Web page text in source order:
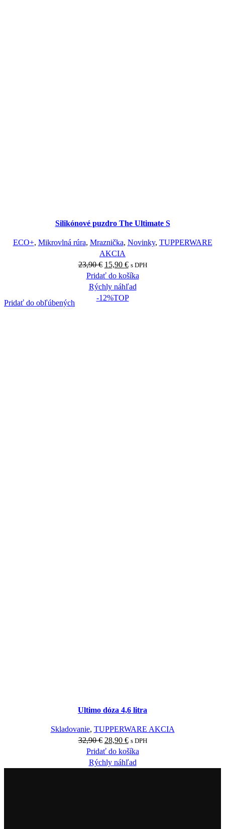
Silikónové puzdro The Ultimate S
ECO+, Mikrovlná rúra, Mraznička, Novinky, TUPPERWARE
AKCIA
23,90€ 15,90 € s DPH
Pridať do košíka
Rýchly náhľad
-12%TOP
Pridať do obľúbených
Ultimo dóza 4,6 litra
Skladovanie, TUPPERWARE AKCIA
32,90€ 28,90 € s DPH
Pridať do košíka
Rýchly náhľad